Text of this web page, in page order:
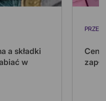
a składki
w